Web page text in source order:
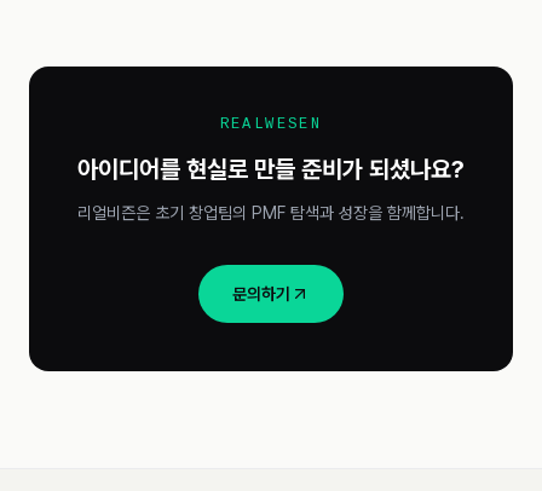
REALWESEN
아이디어를 현실로 만들 준비가 되셨나요?
리얼비즌은 초기 창업팀의 PMF 탐색과 성장을 함께합니다.
문의하기